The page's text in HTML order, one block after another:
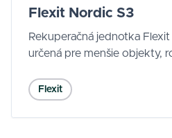
Flexit Nordic S3
Rekuperačná jednotka
určená pre menšie objekty,
vetranie s kvalitným
veľmi úspornou
nízka SFP), tichým chodom
Flexit